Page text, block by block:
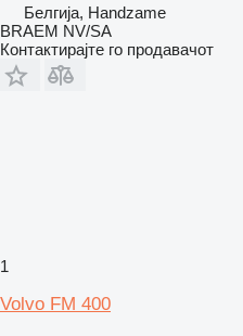
Белгија, Handzame
BRAEM NV/SA
Контактирајте го продавачот
1
Volvo FM 400